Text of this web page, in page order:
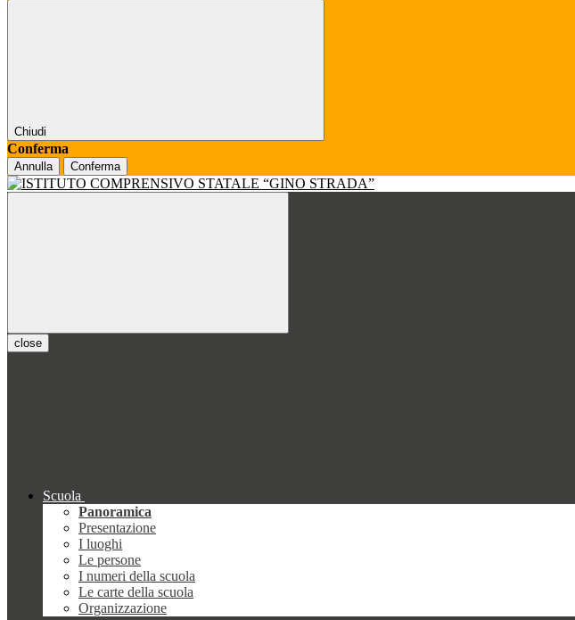
Chiudi
Conferma
Annulla Conferma
close
Scuola
Panoramica
Presentazione
I luoghi
Le persone
I numeri della scuola
Le carte della scuola
Organizzazione